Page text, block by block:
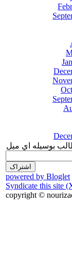
بوسيله اي ميل
powered by Bloglet
Syndicate this site
copyright ©